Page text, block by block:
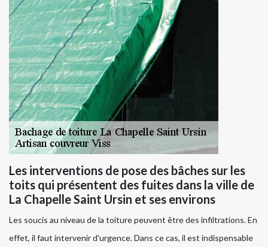
Les interventions de pose des bâches sur les
toits qui présentent des fuites dans la ville de
La Chapelle Saint Ursin et ses environs
Les soucis au niveau de la toiture peuvent être des infiltrations. En
effet, il faut intervenir d'urgence. Dans ce cas, il est indispensable